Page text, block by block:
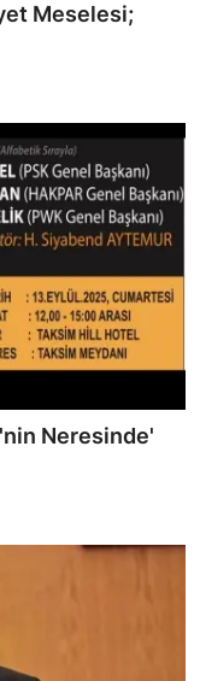
Meselesi;
Neresinde'